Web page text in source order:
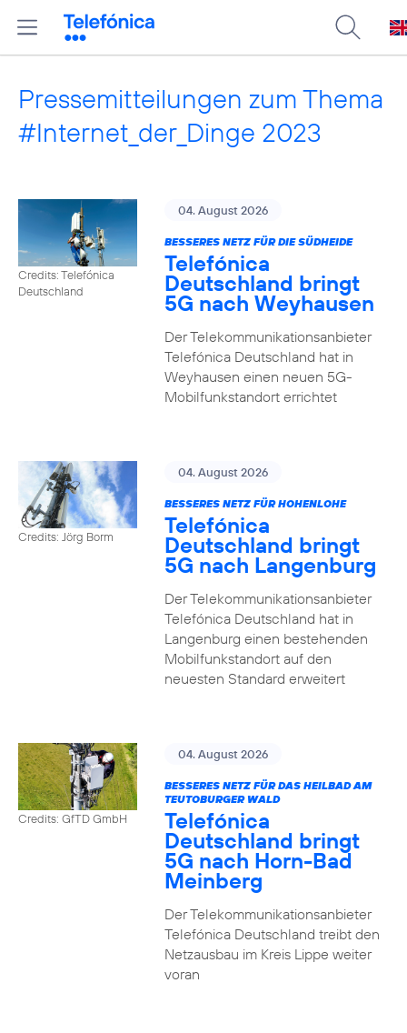
Pressemitteilungen zum Thema
#Internet_der_Dinge 2023
Credits: Telefónica
Deutschland
04. August 2026
BESSERES NETZ FÜR DIE SÜDHEIDE
Telefónica
Deutschland bringt
5G nach Weyhausen
Der Telekommunikationsanbieter
Telefónica Deutschland hat in
Weyhausen einen neuen 5G-
Mobilfunkstandort errichtet
Credits: Jörg Borm
04. August 2026
BESSERES NETZ FÜR HOHENLOHE
Telefónica
Deutschland bringt
5G nach Langenburg
Der Telekommunikationsanbieter
Telefónica Deutschland hat in
Langenburg einen bestehenden
Mobilfunkstandort auf den
neuesten Standard erweitert
Credits: GfTD GmbH
04. August 2026
BESSERES NETZ FÜR DAS HEILBAD AM
TEUTOBURGER WALD
Telefónica
Deutschland bringt
5G nach Horn-Bad
Meinberg
Der Telekommunikationsanbieter
Telefónica Deutschland treibt den
Netzausbau im Kreis Lippe weiter
voran